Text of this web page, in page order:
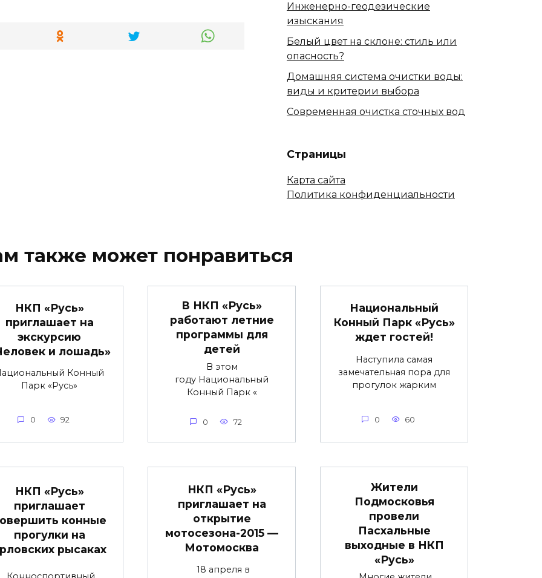
Инженерно-геодезические
изыскания
Белый цвет на склоне: стиль или
опасность?
Домашняя система очистки воды:
виды и критерии выбора
Современная очистка сточных вод
Страницы
Карта сайта
Политика конфиденциальности
также может понравиться
НКП «Русь»
приглашает на
экскурсию
и лошадь»
Конный
Парк «Русь»
0 92
В НКП «Русь»
работают летние
программы для
детей
В этом
году Национальный
Конный Парк «
0 72
Национальный
Конный Парк «Русь»
ждет гостей!
Наступила самая
замечательная пора для
прогулок жарким
0 60
НКП «Русь»
приглашает
конные
прогулки на
рысаках
НКП «Русь»
приглашает на
открытие
мотосезона-2015 —
Мотомосква
18 апреля в
Жители
Подмосковья
провели
Пасхальные
выходные в НКП
«Русь»